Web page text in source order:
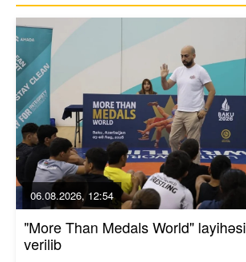
06.08.2026, 12:54
"More Than Medals World"
verilib